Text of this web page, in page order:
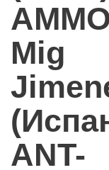
Mig
ANT-